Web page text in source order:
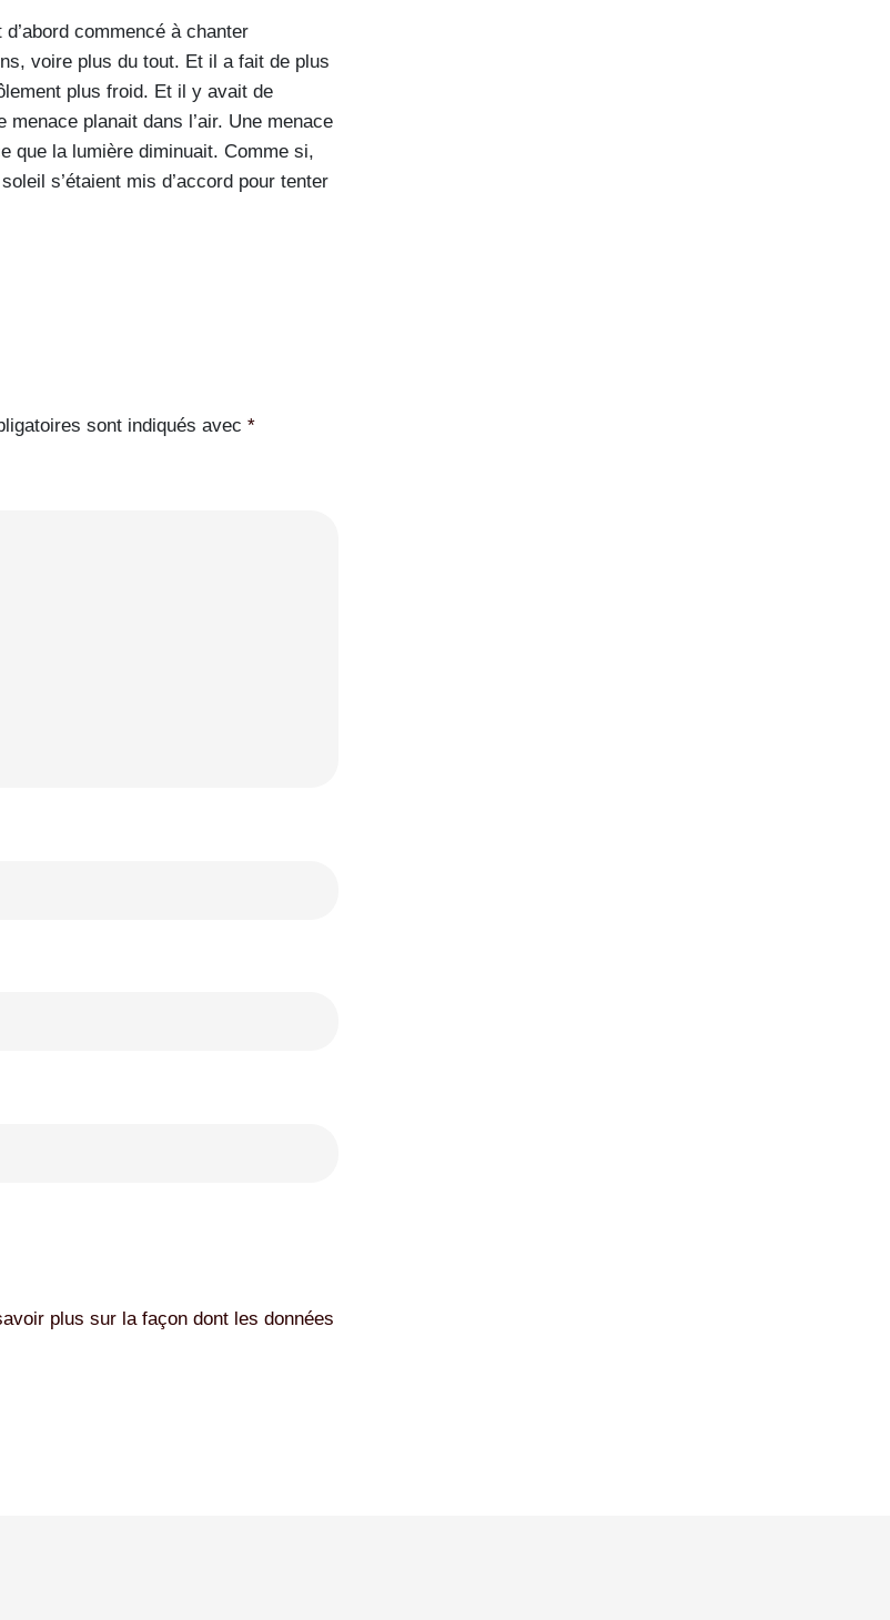
commencé à chanter
voire plus du tout. Et il a fait de plus
plus froid. Et il y avait de
menace planait dans l’air. Une menace
que la lumière diminuait. Comme si,
s’étaient mis d’accord pour tenter
sont indiqués avec *
plus sur la façon dont les données